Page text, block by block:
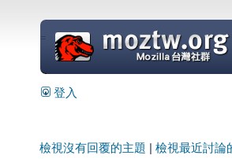
=
登入
檢視沒有回覆的主題 檢視最近討論